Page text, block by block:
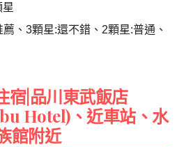
星
、3顆星:還不錯、2顆星:普通、
宿|品川東武飯店
Hotel)、近車站、水
館附近